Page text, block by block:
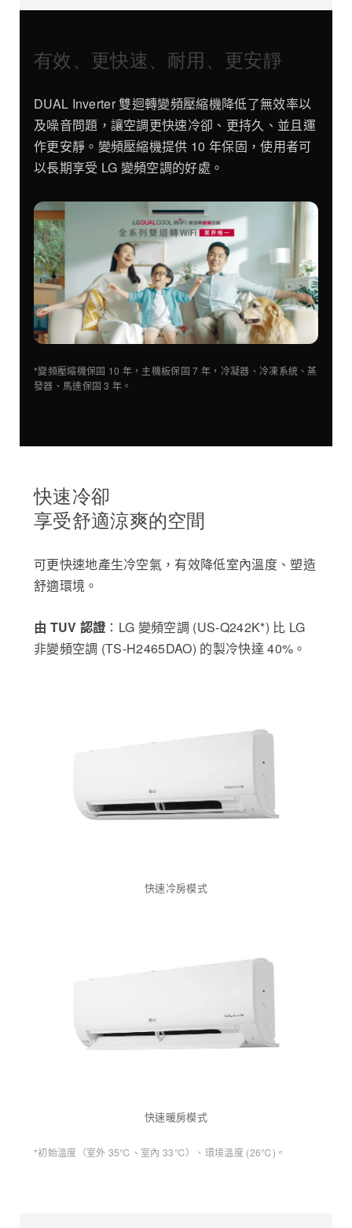
有效、更快速、耐用、更安靜
DUAL Inverter 雙迴轉變頻壓縮機降低了無效率以
及噪音問題，讓空調更快速冷卻、更持久、並且運
作更安靜。變頻壓縮機提供 10 年保固，使用者可
以長期享受 LG 變頻空調的好處。
*變頻壓縮機保固 10 年，主機板保固 7 年，冷凝器、冷凍系統、蒸
發器、馬達保固 3 年。
快速冷卻
享受舒適涼爽的空間
可更快速地產生冷空氣，有效降低室內溫度、塑造
舒適環境。
由 TUV 認證 ：LG 變頻空調 (US-Q242K*) 比 LG
非變頻空調 (TS-H2465DAO) 的製冷快達 40%。
快速冷房模式
快速暖房模式
*初始溫度（室外 35℃、室內 33℃）、環境溫度 (26℃)。